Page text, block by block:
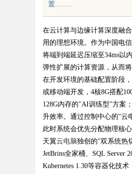
uz
置.........
在云计算与边缘计算深度融
用的理想环境。作为中国电
将端到端延迟压缩至34ms以
弹性扩展的计算资源，从而
在开发环境的基础配置阶段
或移动端开发，4核8G搭配
128G内存的"AI训练型"方案
升效率。通过控制中心的"云
此时系统会优先分配物理核
天翼云电脑独创的"双系统热
JetBrins全家桶、SQL Server
Kubernetes 1.30等容器化技
专业充电桩项目软件开发商，
着哪些行业秘诀？